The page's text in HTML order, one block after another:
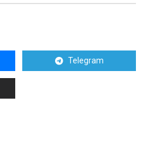
Telegram